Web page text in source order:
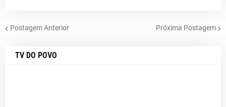
Postagem Anterior Próxima Postagem
TV DO POVO